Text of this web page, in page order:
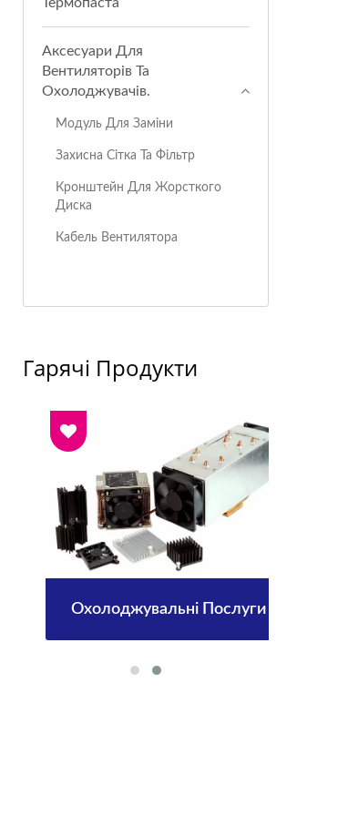
Аксесуари Для
Вентиляторів Та
Охолоджувачів.
Модуль Для Заміни
Захисна Сітка Та Фільтр
Кронштейн Для Жорсткого
Диска
Кабель Вентилятора
Гарячі Продукти
Охолоджувальні Послуги